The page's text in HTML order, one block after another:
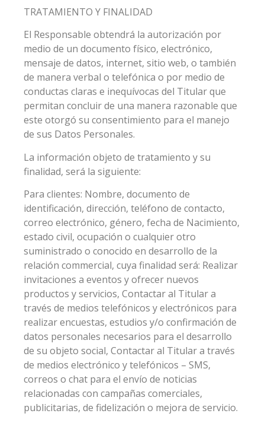
TRATAMIENTO Y FINALIDAD
El Responsable obtendrá la autorización por
medio de un documento físico, electrónico,
mensaje de datos, internet, sitio web, o también
de manera verbal o telefónica o por medio de
conductas claras e inequívocas del Titular que
permitan concluir de una manera razonable que
este otorgó su consentimiento para el manejo
de sus Datos Personales.
La información objeto de tratamiento y su
finalidad, será la siguiente:
Para clientes: Nombre, documento de
identificación, dirección, teléfono de contacto,
correo electrónico, género, fecha de Nacimiento,
estado civil, ocupación o cualquier otro
suministrado o conocido en desarrollo de la
relación commercial, cuya finalidad será: Realizar
invitaciones a eventos y ofrecer nuevos
productos y servicios, Contactar al Titular a
través de medios telefónicos y electrónicos para
realizar encuestas, estudios y/o confirmación de
datos personales necesarios para el desarrollo
de su objeto social, Contactar al Titular a través
de medios electrónico y telefónicos – SMS,
correos o chat para el envío de noticias
relacionadas con campañas comerciales,
publicitarias, de fidelización o mejora de servicio.